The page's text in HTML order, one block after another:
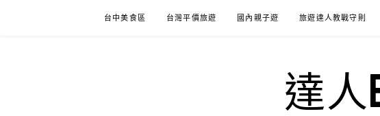
台中美食區 台灣平價旅遊 國內親子遊 旅遊達人教戰守則
達人